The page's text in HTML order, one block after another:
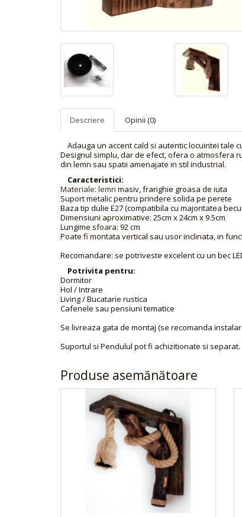
Descriere Opinii (0)
Adauga un accent cald si autentic locuintei tale
Designul simplu, dar de efect, ofera o atmosfera
din lemn sau spatii amenajate in stil industrial.
Caracteristici:
Materiale: lemn masiv, franghie groasa de iuta
Suport metalic pentru prindere solida pe perete
Baza tip dulie E27 (compatibila cu majoritatea
Dimensiuni aproximative: 25cm x 24cm x 9.5cm
Lungime sfoara: 92 cm
Poate fi montata vertical sau usor inclinata, in
Recomandare: se potriveste excelent cu un bec
Potrivita pentru:
Dormitor
Hol / Intrare
Living / Bucatarie rustica
Cafenele sau pensiuni tematice
Se livreaza gata de montaj (se recomanda
Suportul si Pendulul pot fi achizitionate si separat.
Produse asemănătoare